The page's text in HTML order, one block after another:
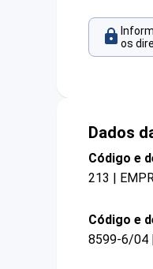
os
Dados
Código e
213 |
Código e
8599-6/04